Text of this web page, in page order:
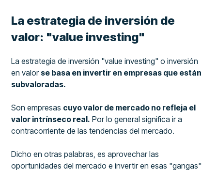
La estrategia de inversión de
valor: "value investing"
La estrategia de inversión "value investing" o inversión
en valor se basa en invertir en empresas que están
subvaloradas.
Son empresas cuyo valor de mercado no refleja el
valor intrínseco real. Por lo general significa ir a
contracorriente de las tendencias del mercado.
Dicho en otras palabras, es aprovechar las
oportunidades del mercado e invertir en esas "gangas"